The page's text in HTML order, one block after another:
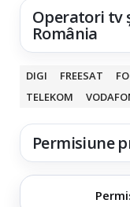
Operatori tv
România
DIGI FREESAT
TELEKOM
Permisiune